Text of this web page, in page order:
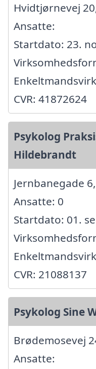
Hvidtjørnevej
Ansatte:
Startdato: 23.
CVR: 41872624
Psykolog
Hildebrandt
Jernbanegade
Ansatte: 0
Startdato: 01.
CVR: 21088137
Psykolog Sine
Brødemosevej
Ansatte: